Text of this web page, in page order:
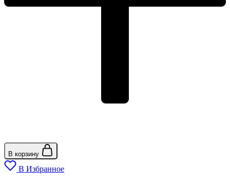
В корзину
В Избранное